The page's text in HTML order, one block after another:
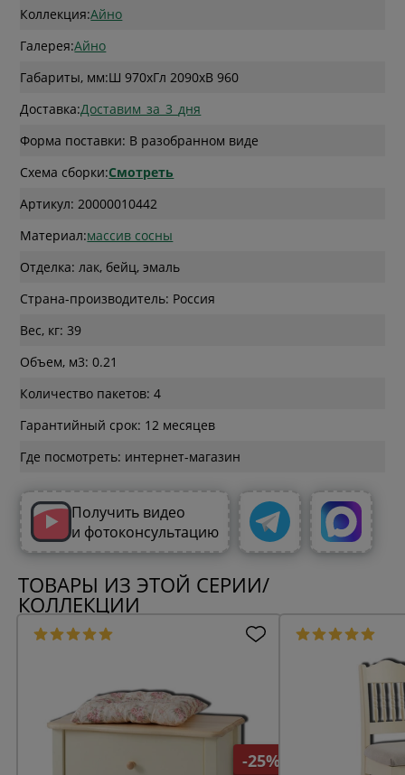
Коллекция:Айно
Галерея:Айно
Габариты, мм:Ш 970xГл 2090xВ 960
Доставка:Доставим_за_3_дня
Форма поставки: В разобранном виде
Схема сборки:Смотреть
Артикул: 20000010442
Материал:массив сосны
Отделка: лак, бейц, эмаль
Страна-производитель: Россия
Вес, кг: 39
Объем, м3: 0.21
Количество пакетов: 4
Гарантийный срок: 12 месяцев
Где посмотреть: интернет-магазин
Получить видео
и фотоконсультацию
ТОВАРЫ ИЗ ЭТОЙ СЕРИИ/
КОЛЛЕКЦИИ
-25%